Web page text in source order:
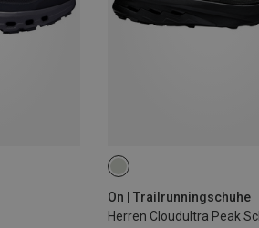
On | Trailrunningschuhe
Herren Cloudultra Peak